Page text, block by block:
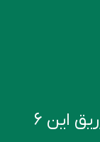
آمپول لاغری: قبل از اولین تزریق این ۶